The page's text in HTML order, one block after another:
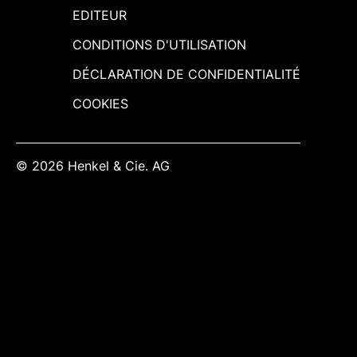
EDITEUR
CONDITIONS D'UTILISATION
DÉCLARATION DE CONFIDENTIALITÉ
COOKIES
© 2026 Henkel & Cie. AG